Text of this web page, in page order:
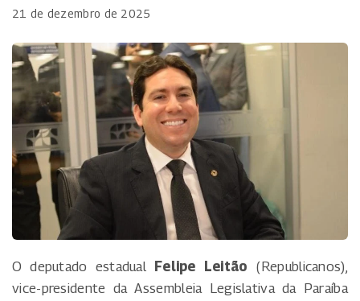
21 de dezembro de 2025
O deputado estadual Felipe Leitão (Republicanos),
vice-presidente da Assembleia Legislativa da Paraíba